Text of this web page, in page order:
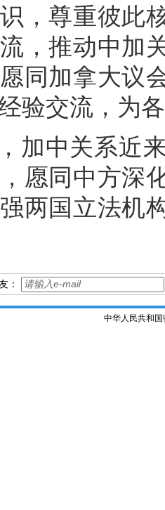
，尊重彼此
，推动中加
同加拿大议
验交流，为
加中关系近
愿同中方深
两国立法机
：
中华人民共和